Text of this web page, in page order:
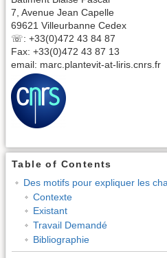
7, Avenue Jean Capelle
69621 Villeurbanne Cedex
☏: +33(0)472 43 84 87
Fax: +33(0)472 43 87 13
email: marc.plantevit-at-liris.cnrs.fr
Table of Contents
Des motifs pour expliquer les
Contexte
Existant
Travail Demandé
Bibliographie